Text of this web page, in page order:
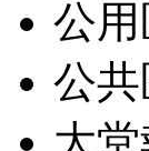
公
公
大